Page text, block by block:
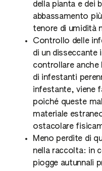
della pianta e dei
abbassamento
tenore di umidità
Controllo delle
di un disseccante
controllare anche
di infestanti
infestante, viene
poiché queste
materiale
ostacolare
Meno perdite di
nella raccolta: in
piogge autunnali